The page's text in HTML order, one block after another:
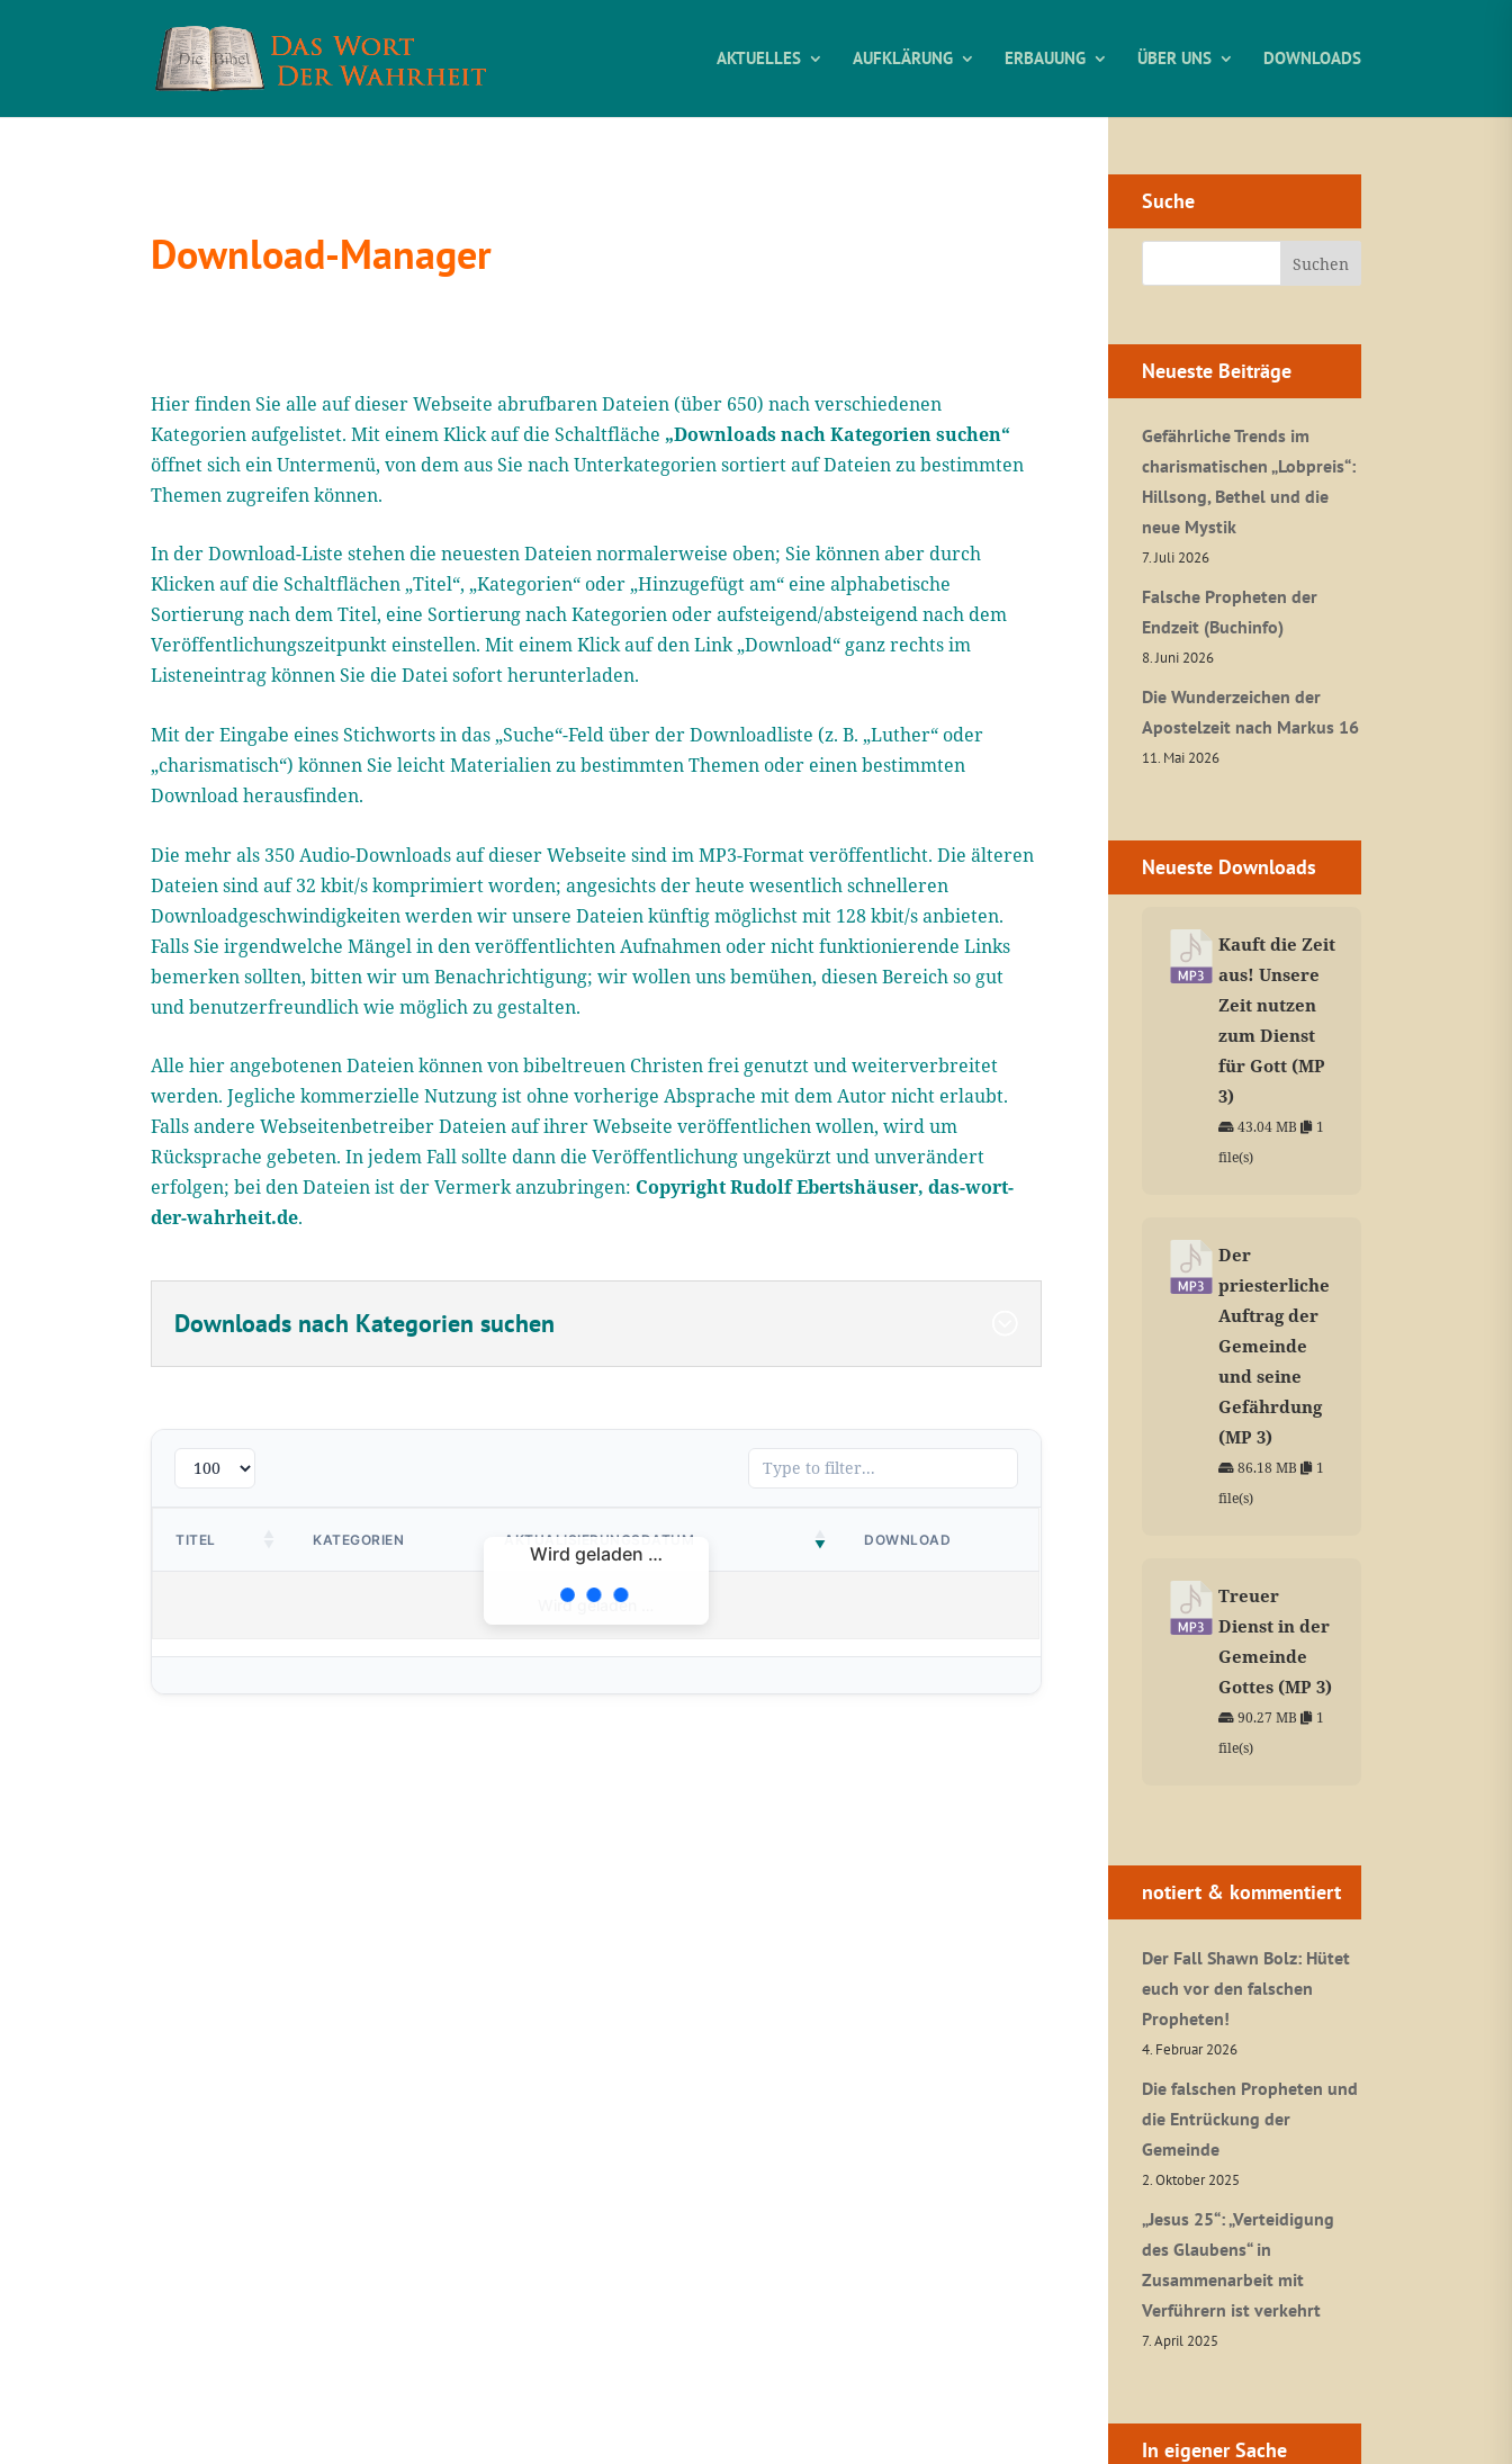
AKTUELLES AUFKLÄRUNG ERBAUUNG ÜBER UNS DOWNLOADS
Download-Manager
Hier finden Sie alle auf dieser Webseite abrufbaren Dateien (über 650) nach verschiedenen
Kategorien aufgelistet. Mit einem Klick auf die Schaltfläche „Downloads nach Kategorien suchen“
öffnet sich ein Untermenü, von dem aus Sie nach Unterkategorien sortiert auf Dateien zu bestimmten
Themen zugreifen können.
In der Download-Liste stehen die neuesten Dateien normalerweise oben; Sie können aber durch
Klicken auf die Schaltflächen „Titel“, „Kategorien“ oder „Hinzugefügt am“ eine alphabetische
Sortierung nach dem Titel, eine Sortierung nach Kategorien oder aufsteigend/absteigend nach dem
Veröffentlichungszeitpunkt einstellen. Mit einem Klick auf den Link „Download“ ganz rechts im
Listeneintrag können Sie die Datei sofort herunterladen.
Mit der Eingabe eines Stichworts in das „Suche“-Feld über der Downloadliste (z. B. „Luther“ oder
„charismatisch“) können Sie leicht Materialien zu bestimmten Themen oder einen bestimmten
Download herausfinden.
Die mehr als 350 Audio-Downloads auf dieser Webseite sind im MP3-Format veröffentlicht. Die älteren
Dateien sind auf 32 kbit/s komprimiert worden; angesichts der heute wesentlich schnelleren
Downloadgeschwindigkeiten werden wir unsere Dateien künftig möglichst mit 128 kbit/s anbieten.
Falls Sie irgendwelche Mängel in den veröffentlichten Aufnahmen oder nicht funktionierende Links
bemerken sollten, bitten wir um Benachrichtigung; wir wollen uns bemühen, diesen Bereich so gut
und benutzerfreundlich wie möglich zu gestalten.
Alle hier angebotenen Dateien können von bibeltreuen Christen frei genutzt und weiterverbreitet
werden. Jegliche kommerzielle Nutzung ist ohne vorherige Absprache mit dem Autor nicht erlaubt.
Falls andere Webseitenbetreiber Dateien auf ihrer Webseite veröffentlichen wollen, wird um
Rücksprache gebeten. In jedem Fall sollte dann die Veröffentlichung ungekürzt und unverändert
erfolgen; bei den Dateien ist der Vermerk anzubringen: Copyright Rudolf Ebertshäuser, das-wort-
der-wahrheit.de.
Downloads nach Kategorien suchen
Wird geladen …
TITEL KATEGORIEN AKTUALISIERUNGSDATUM DOWNLOAD
Wird geladen …
Suche
Neueste Beiträge
Gefährliche Trends im
charismatischen „Lobpreis“:
Hillsong, Bethel und die
neue Mystik
7. Juli 2026
Falsche Propheten der
Endzeit (Buchinfo)
8. Juni 2026
Die Wunderzeichen der
Apostelzeit nach Markus 16
11. Mai 2026
Neueste Downloads
Kauft die Zeit
aus! Unsere
Zeit nutzen
zum Dienst
für Gott (MP
3)
43.04 MB
1
file(s)
Der
priesterliche
Auftrag der
Gemeinde
und seine
Gefährdung
(MP 3)
86.18 MB
1
file(s)
Treuer
Dienst in der
Gemeinde
Gottes (MP 3)
90.27 MB
1
file(s)
notiert & kommentiert
Der Fall Shawn Bolz: Hütet
euch vor den falschen
Propheten!
4. Februar 2026
Die falschen Propheten und
die Entrückung der
Gemeinde
2. Oktober 2025
„Jesus 25“: „Verteidigung
des Glaubens“ in
Zusammenarbeit mit
Verführern ist verkehrt
7. April 2025
In eigener Sache